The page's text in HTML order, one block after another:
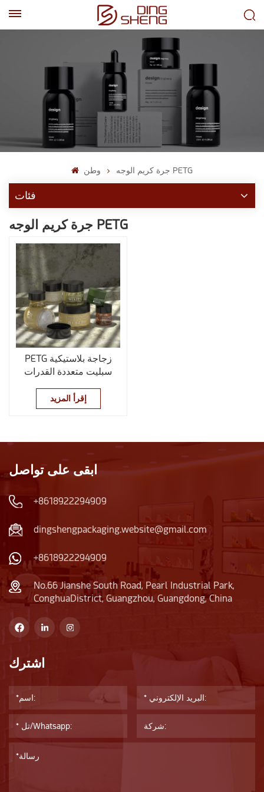
وطن جرة كريم الوجه PETG
فئات
جرة كريم الوجه PETG
PETG زجاجة بلاستيكية
سبليت متعددة القدرات
إقرأ المزيد
ابقى على تواصل
+8618922294909
dingshengpackaging.website@gmail.com
+8618922294909
No.66 Jianshe South Road, Pearl Industrial Park,
ConghuaDistrict, Guangzhou, Guangdong, China
اشترك